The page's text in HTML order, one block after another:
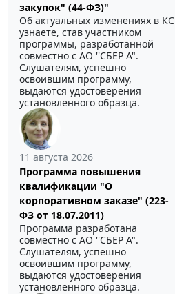
закупок" (44-ФЗ)"
Об актуальных изменениях в КС
узнаете, став участником
программы, разработанной
совместно с АО ''СБЕР А".
Слушателям, успешно
освоившим программу,
выдаются удостоверения
установленного образца.
11 августа 2026
Программа повышения
квалификации "О
корпоративном заказе" (223-
ФЗ от 18.07.2011)
Программа разработана
совместно с АО ''СБЕР А".
Слушателям, успешно
освоившим программу,
выдаются удостоверения
установленного образца.